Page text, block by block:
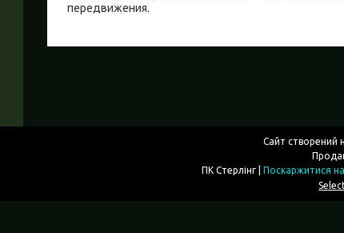
передвижения.
Сайт створений
Поскаржитися